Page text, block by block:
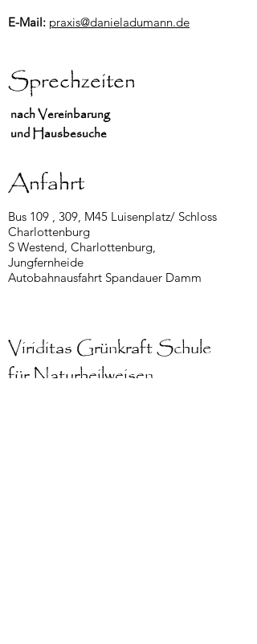
E-Mail: praxis@danieladumann.de
Sprechzeiten
nach Vereinbarung
und Hausbesuche
Anfahrt
Bus 109 , 309, M45 Luisenplatz/ Schloss
Charlottenburg
S Westend, Charlottenburg,
Jungfernheide
Autobahnausfahrt Spandauer Damm
Viriditas GrünkraftSchule
für Naturheilweisen